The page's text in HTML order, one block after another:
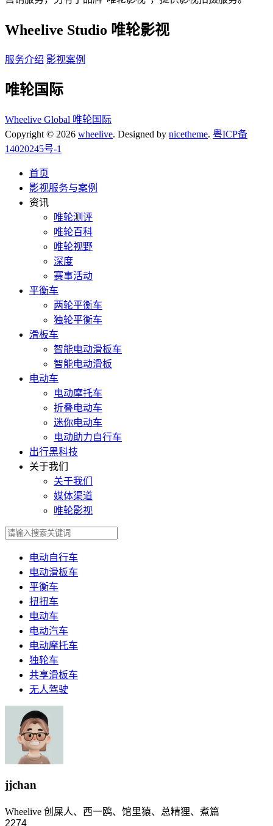
Wheelive Studio 唯轮影视
服务介绍 影视案例
唯轮国际
Wheelive Global 唯轮国际
Copyright © 2026 wheelive. Designed by nicetheme. 粤ICP备
14020245号-1
首页
影视服务与案例
资讯
唯轮测评
唯轮百科
唯轮视野
深度
赛事活动
平衡车
两轮平衡车
独轮平衡车
滑板车
智能电动滑板车
智能电动滑板
电动车
电动摩托车
折叠电动车
迷你电动车
电动助力自行车
出行黑科技
关于我们
关于我们
媒体渠道
唯轮影视
电动自行车
电动滑板车
平衡车
扭扭车
电动车
电动汽车
电动摩托车
独轮车
共享滑板车
无人驾驶
jjchan
Wheelive 创屎人、西一鸥、馆里猿、总精狸、煮篇
2274